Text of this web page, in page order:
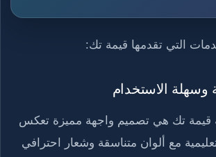
التي تقدمها قيمة تك:
وسهلة الاستخدام
قيمة تك هي تصميم واجهة مميزة تعكس
مع ألوان متناسقة وشعار احترافي